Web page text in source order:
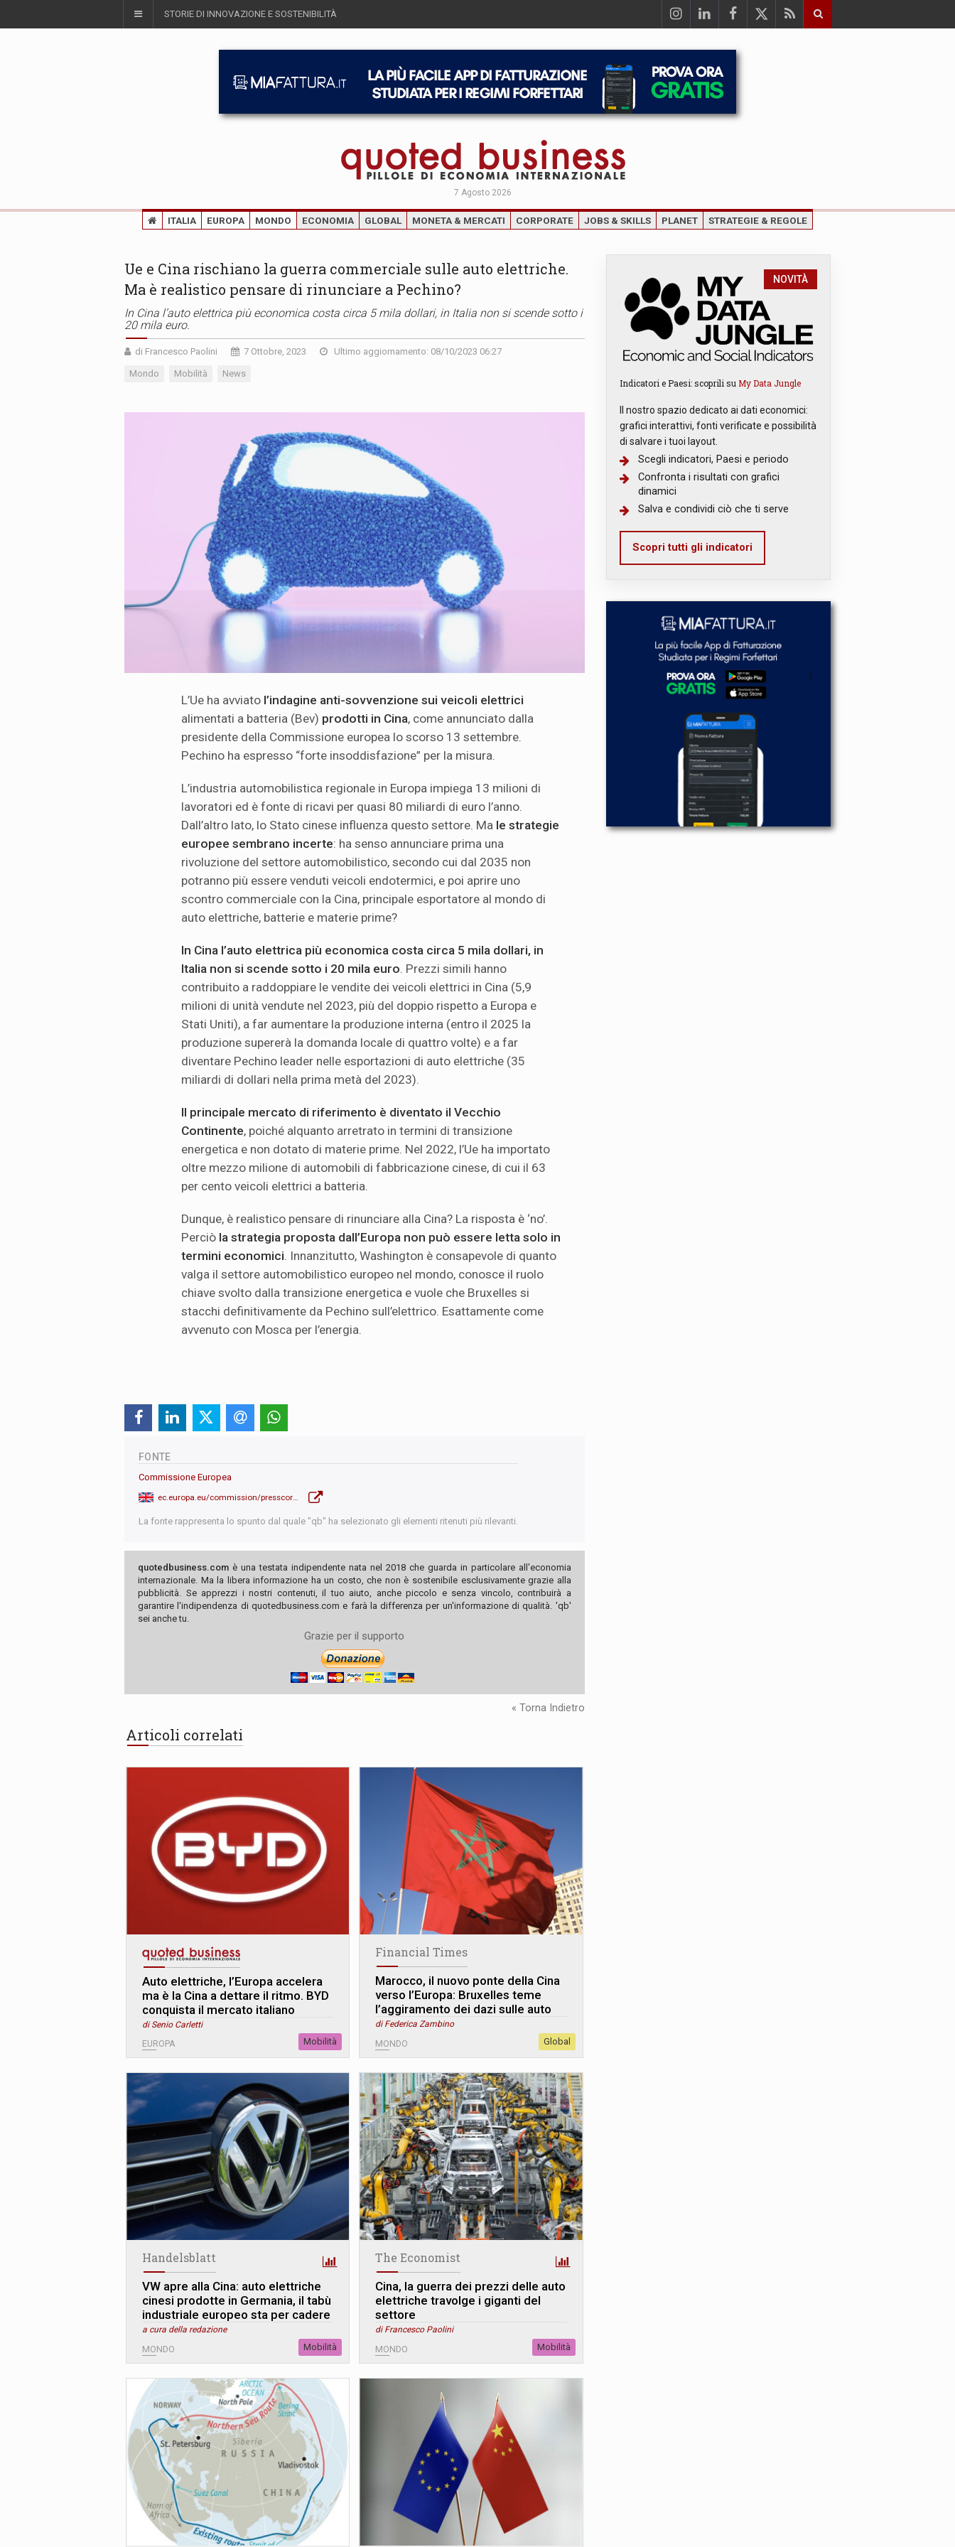
STORIE DI INNOVAZIONE E SOSTENIBILITÀ
7 Agosto 2026
ITALIA EUROPA MONDO ECONOMIA GLOBAL MONETA & MERCATI CORPORATE JOBS & SKILLS PLANET STRATEGIE & REGOLE
Ue e Cina rischiano la guerra commerciale sulle auto elettriche.
Ma è realistico pensare di rinunciare a Pechino?
In Cina l’auto elettrica più economica costa circa 5 mila dollari, in Italia non si scende sotto i
20 mila euro.
di Francesco Paolini 7 Ottobre, 2023 Ultimo aggiornamento: 08/10/2023 06:27
Mondo Mobilità News
L’Ue ha avviato l’indagine anti-sovvenzione sui veicoli elettrici
alimentati a batteria (Bev) prodotti in Cina, come annunciato dalla
presidente della Commissione europea lo scorso 13 settembre.
Pechino ha espresso “forte insoddisfazione” per la misura.
L’industria automobilistica regionale in Europa impiega 13 milioni di
lavoratori ed è fonte di ricavi per quasi 80 miliardi di euro l’anno.
Dall’altro lato, lo Stato cinese influenza questo settore. Ma le strategie
europee sembrano incerte: ha senso annunciare prima una
rivoluzione del settore automobilistico, secondo cui dal 2035 non
potranno più essere venduti veicoli endotermici, e poi aprire uno
scontro commerciale con la Cina, principale esportatore al mondo di
auto elettriche, batterie e materie prime?
In Cina l’auto elettrica più economica costa circa 5 mila dollari, in
Italia non si scende sotto i 20 mila euro . Prezzi simili hanno
contribuito a raddoppiare le vendite dei veicoli elettrici in Cina (5,9
milioni di unità vendute nel 2023, più del doppio rispetto a Europa e
Stati Uniti), a far aumentare la produzione interna (entro il 2025 la
produzione supererà la domanda locale di quattro volte) e a far
diventare Pechino leader nelle esportazioni di auto elettriche (35
miliardi di dollari nella prima metà del 2023).
Il principale mercato di riferimento è diventato il Vecchio
Continente, poiché alquanto arretrato in termini di transizione
energetica e non dotato di materie prime. Nel 2022, l’Ue ha importato
oltre mezzo milione di automobili di fabbricazione cinese, di cui il 63
per cento veicoli elettrici a batteria.
Dunque, è realistico pensare di rinunciare alla Cina? La risposta è ‘no’.
Perciò la strategia proposta dall’Europa non può essere letta solo in
termini economici . Innanzitutto, Washington è consapevole di quanto
valga il settore automobilistico europeo nel mondo, conosce il ruolo
chiave svolto dalla transizione energetica e vuole che Bruxelles si
stacchi definitivamente da Pechino sull’elettrico. Esattamente come
avvenuto con Mosca per l’energia.
FONTE
Commissione Europea
La fonte rappresenta lo spunto dal quale "qb" ha selezionato gli elementi ritenuti più rilevanti.
quotedbusiness.com è una testata indipendente nata nel 2018 che guarda in particolare all'economia
internazionale. Ma la libera informazione ha un costo, che non è sostenibile esclusivamente grazie alla
pubblicità. Se apprezzi i nostri contenuti, il tuo aiuto, anche piccolo e senza vincolo, contribuirà a
garantire l'indipendenza di quotedbusiness.com e farà la differenza per un'informazione di qualità. 'qb'
sei anche tu.
Grazie per il supporto
« Torna Indietro
Articoli correlati
Auto elettriche, l’Europa accelera
ma è la Cina a dettare il ritmo. BYD
conquista il mercato italiano
di Senio Carletti
EUROPA Mobilità
Financial Times
Marocco, il nuovo ponte della Cina
verso l’Europa: Bruxelles teme
l’aggiramento dei dazi sulle auto
di Federica Zambino
MONDO Global
Handelsblatt
VW apre alla Cina: auto elettriche
cinesi prodotte in Germania, il tabù
industriale europeo sta per cadere
a cura della redazione
MONDO Mobilità
The Economist
Cina, la guerra dei prezzi delle auto
elettriche travolge i giganti del
settore
di Francesco Paolini
MONDO Mobilità
NOVITÀ
Indicatori e Paesi: scoprili su My Data Jungle
Il nostro spazio dedicato ai dati economici:
grafici interattivi, fonti verificate e possibilità
di salvare i tuoi layout.
Scegli indicatori, Paesi e periodo
Confronta i risultati con grafici
dinamici
Salva e condividi ciò che ti serve
Scopri tutti gli indicatori